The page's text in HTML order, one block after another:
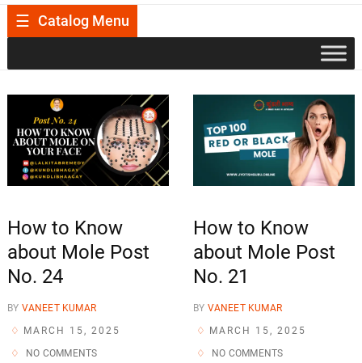
Catalog Menu
How to Know
about Mole Post
No. 24
BY VANEET KUMAR
MARCH 15, 2025
NO COMMENTS
How to Know
about Mole Post
No. 21
BY VANEET KUMAR
MARCH 15, 2025
NO COMMENTS